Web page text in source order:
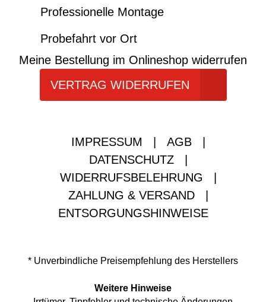
Professionelle Montage
Probefahrt vor Ort
Meine Bestellung im Onlineshop widerrufen
VERTRAG WIDERRUFEN
IMPRESSUM AGB
DATENSCHUTZ
WIDERRUFSBELEHRUNG
ZAHLUNG & VERSAND
ENTSORGUNGSHINWEISE
* Unverbindliche Preisempfehlung des Herstellers
Weitere Hinweise